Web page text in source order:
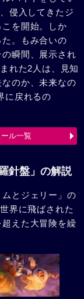
侵入してきたジ
を開始。しか
。もみ合いの
瞬間、展示され
れた2人は、見知
のか、未来なの
に戻れるの
ル一覧
針盤」の解説
とジェリー」の
界に飛ばされた
えた大冒険を繰